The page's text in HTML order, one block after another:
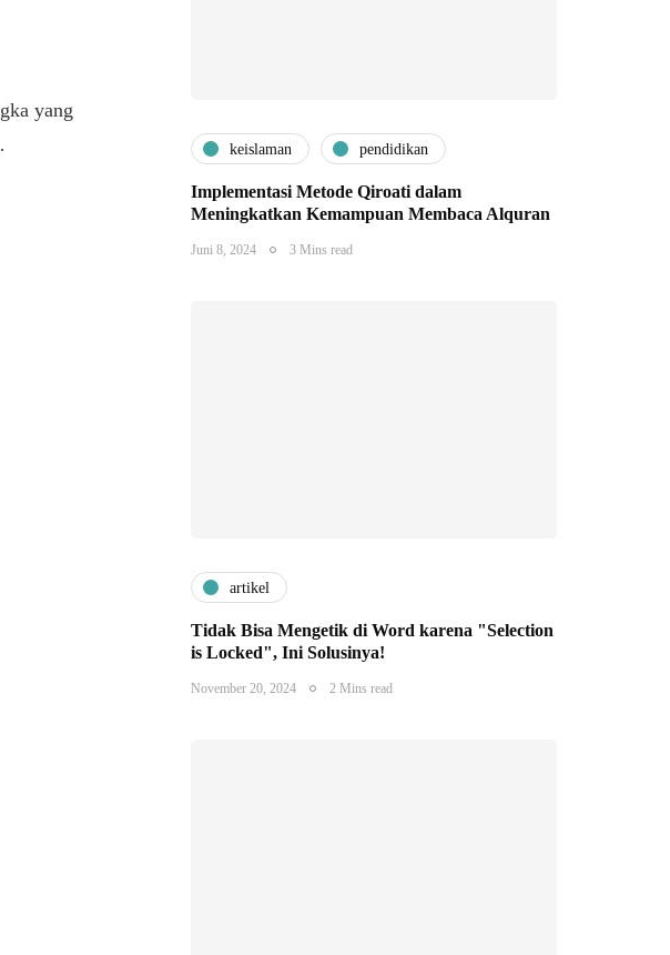
yang
keislaman pendidikan
Implementasi Metode Qiroati dalam
Meningkatkan Kemampuan Membaca Alquran
Juni 8, 2024 3 Mins read
artikel
Tidak Bisa Mengetik di Word karena "Selection
is Locked", Ini Solusinya!
November 20, 2024 2 Mins read